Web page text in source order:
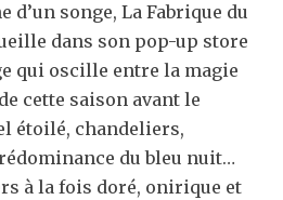
d’un songe, La Fabrique du
dans son pop-up store
qui oscille entre la magie
cette saison avant le
étoilé, chandeliers,
du bleu nuit…
à la fois doré, onirique et